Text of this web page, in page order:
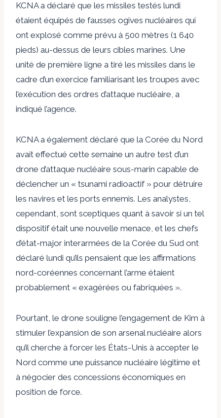
KCNA a déclaré que les missiles testés lundi
étaient équipés de fausses ogives nucléaires qui
ont explosé comme prévu à 500 mètres (1 640
pieds) au-dessus de leurs cibles marines. Une
unité de première ligne a tiré les missiles dans le
cadre d’un exercice familiarisant les troupes avec
l’exécution des ordres d’attaque nucléaire, a
indiqué l’agence.
KCNA a également déclaré que la Corée du Nord
avait effectué cette semaine un autre test d’un
drone d’attaque nucléaire sous-marin capable de
déclencher un « tsunami radioactif » pour détruire
les navires et les ports ennemis. Les analystes,
cependant, sont sceptiques quant à savoir si un tel
dispositif était une nouvelle menace, et les chefs
d’état-major interarmées de la Corée du Sud ont
déclaré lundi qu’ils pensaient que les affirmations
nord-coréennes concernant l’arme étaient
probablement « exagérées ou fabriquées ».
Pourtant, le drone souligne l’engagement de Kim à
stimuler l’expansion de son arsenal nucléaire alors
qu’il cherche à forcer les États-Unis à accepter le
Nord comme une puissance nucléaire légitime et
à négocier des concessions économiques en
position de force.